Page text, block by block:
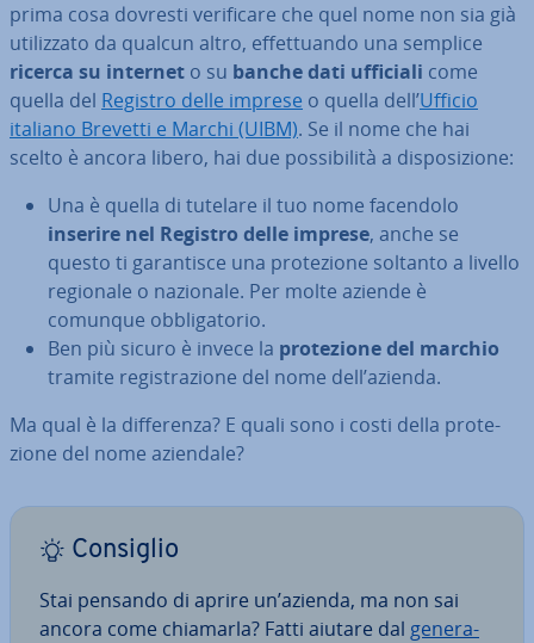
prima cosa dovresti ve­ri­fi­ca­re che quel nome non sia già
uti­liz­za­to da qualcun altro, ef­fet­tuan­do una semplice
ricerca su internet o su banche dati ufficiali come
quella del Registro delle imprese o quella dell’Ufficio
italiano Brevetti e Marchi (UIBM). Se il nome che hai
scelto è ancora libero, hai due pos­si­bi­li­tà a di­spo­si­zio­ne:
Una è quella di tutelare il tuo nome facendolo
inserire nel Registro delle imprese, anche se
questo ti ga­ran­ti­sce una pro­te­zio­ne soltanto a livello
regionale o nazionale. Per molte aziende è
comunque ob­bli­ga­to­rio.
Ben più sicuro è invece la pro­te­zio­ne del marchio
tramite re­gi­stra­zio­ne del nome dell’azienda.
Ma qual è la dif­fe­ren­za? E quali sono i costi della pro­te­
zio­ne del nome aziendale?
Consiglio
Stai pensando di aprire un’azienda, ma non sai
ancora come chiamarla? Fatti aiutare dal ge­ne­ra­